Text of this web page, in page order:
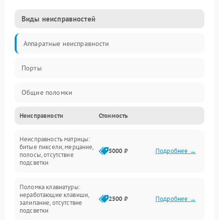
Виды неисправностей
Аппаратные неисправности
Порты
Общие поломки
Устройства
Программные ошибки
Электрические и системные сбои
Интерфейсные проблемы
Батарея
Неисправности Стоимость
Неисправность матрицы:
битые пиксели, мерцание,
полосы, отсутствие
подсветки
5000 ₽ Подробнее →
Поломка клавиатуры:
неработающие клавиши,
залипание, отсутствие
подсветки
2500 ₽ Подробнее →